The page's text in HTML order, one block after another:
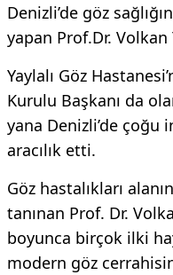
Denizli’de göz
yapan Prof.Dr. Volkan
Yaylalı Göz
Kurulu Başkanı da
yana Denizli’de çoğu
aracılık etti.
Göz hastalıkları
tanınan Prof. Dr.
boyunca birçok ilki
modern göz